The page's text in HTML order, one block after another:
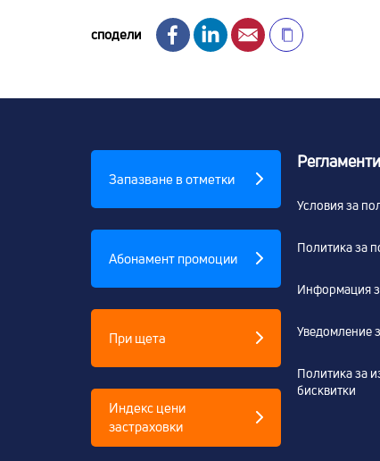
сподели FacebookLinkedIn Email
Запазване в отметки
Абонамент промоции
При щета
Индекс цени
застраховки
Условия за
Политика за
Информация
Уведомление
Политика за
бисквитки